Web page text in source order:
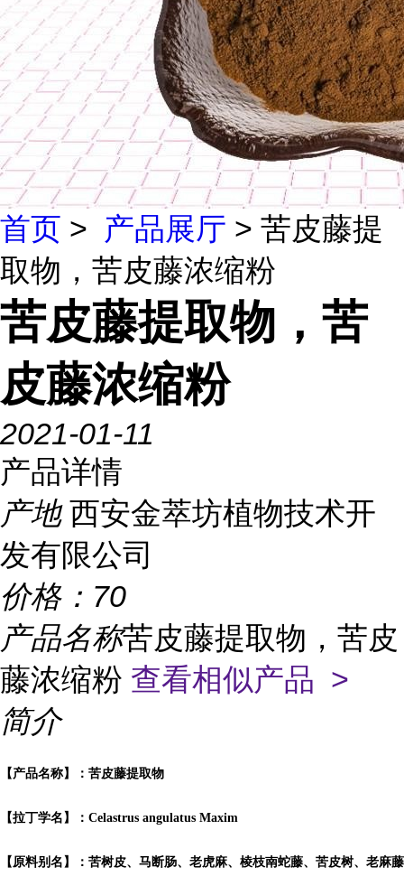
首页 > 产品展厅 > 苦皮藤提
取物，苦皮藤浓缩粉
苦皮藤提取物，苦
皮藤浓缩粉
2021-01-11
产品详情
产地 西安金萃坊植物技术开
发有限公司
价格： 70
产品名称苦皮藤提取物，苦皮
藤浓缩粉 查看相似产品 >
简介
【产品名称】：苦皮藤提取物
【拉丁学名】：Celastrus angulatus Maxim
【原料别名】：苦树皮、马断肠、老虎麻、棱枝南蛇藤、苦皮树、老麻藤